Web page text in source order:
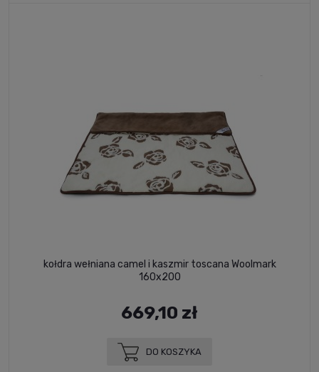
kołdra wełniana camel i kaszmir toscana Woolmark
160x200
669,10 zł
DO KOSZYKA